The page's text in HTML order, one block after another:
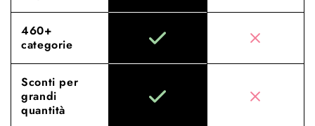
460+
categorie
Sconti per
grandi
quantità